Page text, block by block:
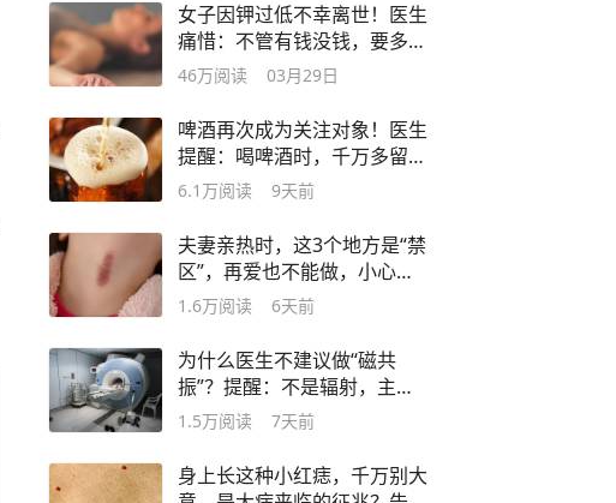
女子因钾过低不幸离世！医生
痛惜：不管有钱没钱，要多吃
这几物
46万阅读 03月29日
啤酒再次成为关注对象！医生
提醒：喝啤酒时，千万多留意
这几点！
6.1万阅读 9天前
夫妻亲热时，这3个地方是“禁
区”，再爱也不能做，小心搞
出人命
1.6万阅读 6天前
为什么医生不建议做“磁共
振”？提醒：不是辐射，主要
因为这4点
1.5万阅读 7天前
身上长这种小红痣，千万别大